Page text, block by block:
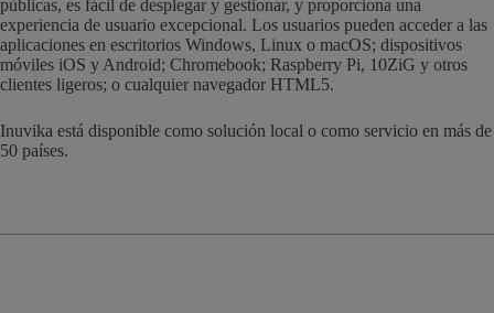
públicas, es fácil de desplegar y gestionar, y proporciona una
experiencia de usuario excepcional. Los usuarios pueden acceder a las
aplicaciones en escritorios Windows, Linux o macOS; dispositivos
móviles iOS y Android; Chromebook; Raspberry Pi, 10ZiG y otros
clientes ligeros; o cualquier navegador HTML5.
Inuvika está disponible como solución local o como servicio en más de
50 países.